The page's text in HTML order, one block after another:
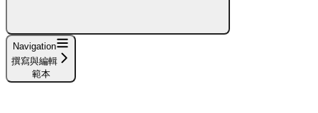
Navigation
撰寫與編輯
範本